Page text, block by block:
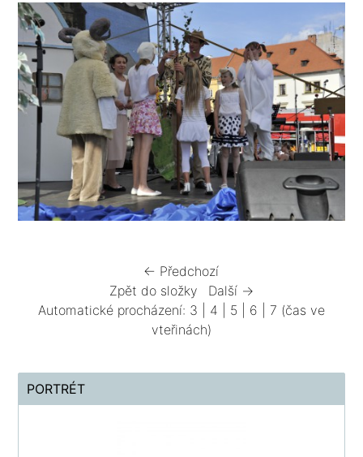
← Předchozí
Zpět do složky
Další →
Automatické procházení: 3 4 5 6 7 (čas ve
vteřinách)
PORTRÉT